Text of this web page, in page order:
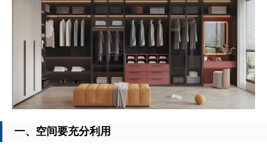
一、空间要充分利用